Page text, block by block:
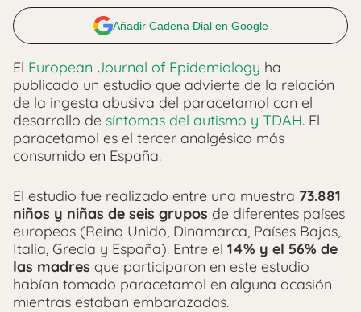
Añadir Cadena Dial en Google
El European Journal of Epidemiology ha
publicado un estudio que advierte de la relación
de la ingesta abusiva del paracetamol con el
desarrollo de síntomas del autismo y TDAH. El
paracetamol es el tercer analgésico más
consumido en España.
El estudio fue realizado entre una muestra 73.881
niños y niñas de seis grupos de diferentes países
europeos (Reino Unido, Dinamarca, Países Bajos,
Italia, Grecia y España). Entre el 14% y el 56% de
las madres que participaron en este estudio
habían tomado paracetamol en alguna ocasión
mientras estaban embarazadas.